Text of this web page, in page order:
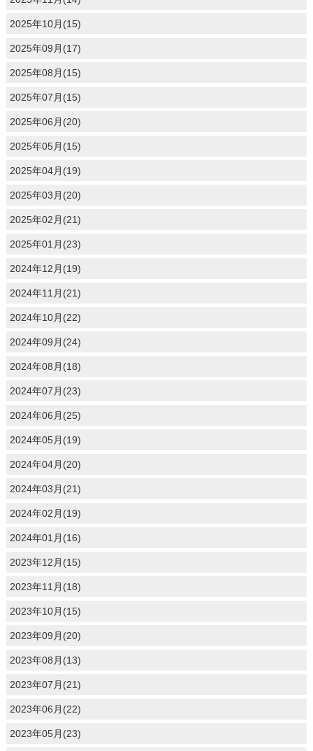
2025年10月(15)
2025年09月(17)
2025年08月(15)
2025年07月(15)
2025年06月(20)
2025年05月(15)
2025年04月(19)
2025年03月(20)
2025年02月(21)
2025年01月(23)
2024年12月(19)
2024年11月(21)
2024年10月(22)
2024年09月(24)
2024年08月(18)
2024年07月(23)
2024年06月(25)
2024年05月(19)
2024年04月(20)
2024年03月(21)
2024年02月(19)
2024年01月(16)
2023年12月(15)
2023年11月(18)
2023年10月(15)
2023年09月(20)
2023年08月(13)
2023年07月(21)
2023年06月(22)
2023年05月(23)